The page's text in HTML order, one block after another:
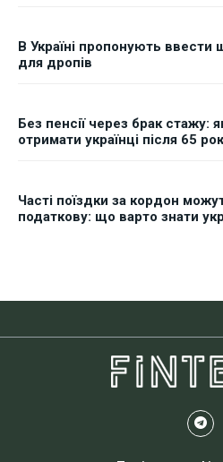
В Україні пропонують ввести
для дропів
Без пенсії через брак стажу:
отримати українці після 65
Часті поїздки за кордон
податкову: що варто знати